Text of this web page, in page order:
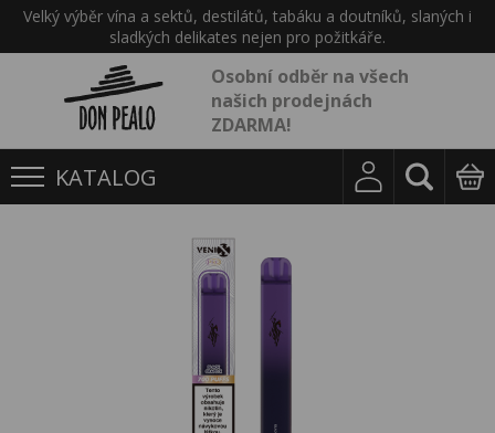
Velký výběr vína a sektů, destilátů, tabáku a doutníků, slaných i
sladkých delikates nejen pro požitkáře.
Osobní odběr na všech
našich prodejnách
ZDARMA!
KATALOG